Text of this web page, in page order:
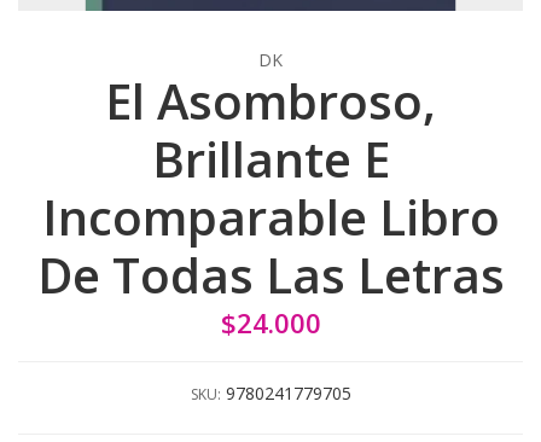
DK
El Asombroso,
Brillante E
Incomparable Libro
De Todas Las Letras
$24.000
SKU: 9780241779705